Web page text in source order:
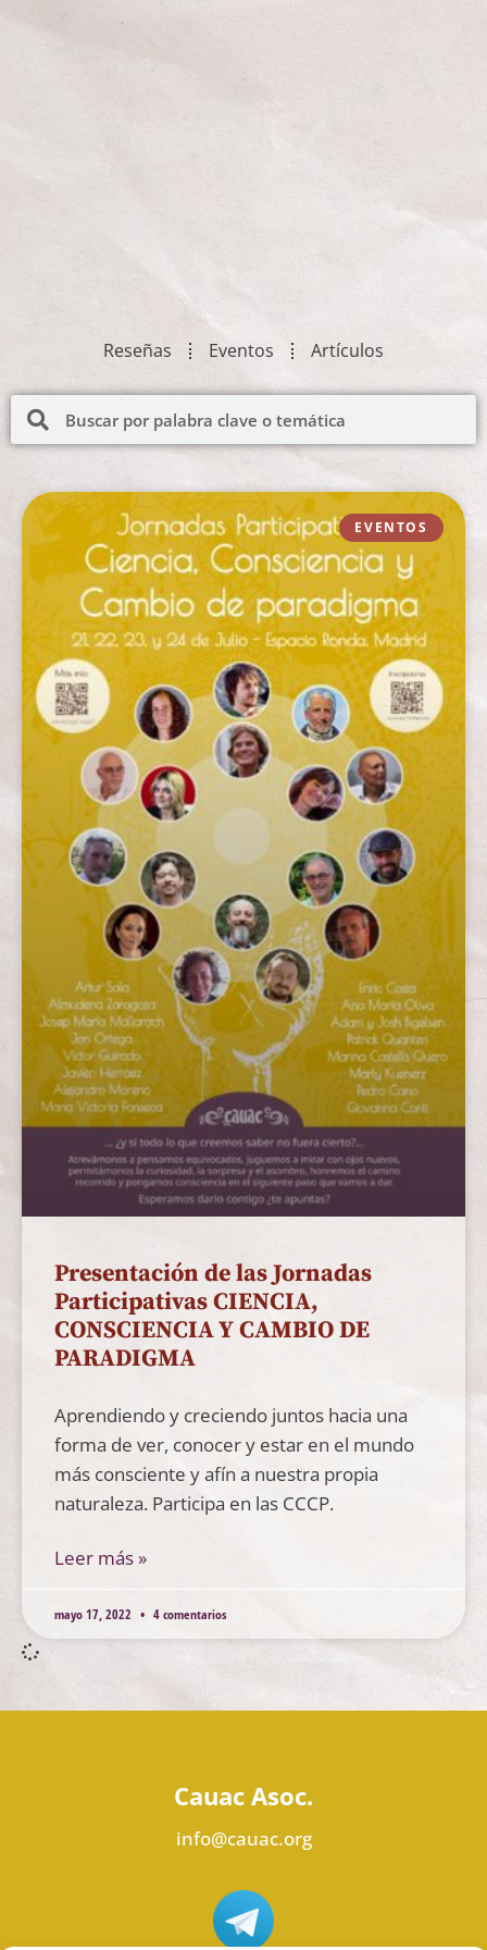
Reseñas Eventos Artículos
EVENTOS
Presentación de las Jornadas
Participativas CIENCIA,
CONSCIENCIA Y CAMBIO DE
PARADIGMA
Aprendiendo y creciendo juntos hacia una
forma de ver, conocer y estar en el mundo
más consciente y afín a nuestra propia
naturaleza. Participa en las CCCP.
Leer más »
mayo 17, 2022 4 comentarios
Cauac Asoc.
info@cauac.org